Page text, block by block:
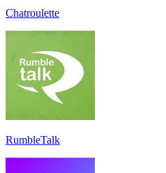
Chatroulette
RumbleTalk